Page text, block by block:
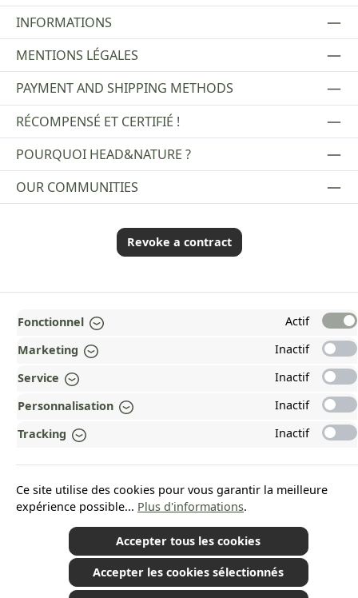
Revoke a contract
INFORMATIONS
MENTIONS LÉGALES
PAYMENT AND SHIPPING METHODS
RÉCOMPENSÉ ET CERTIFIÉ !
POURQUOI HEAD&NATURE ?
OUR COMMUNITIES
et les éventuels frais de
Fonctionnel
Actif
Marketing
Inactif
Service
Inactif
Personnalisation
Inactif
Tracking
Inactif
Ce site utilise des cookies pour vous garantir la meilleure
expérience possible... Plus d'informations.
Accepter tous les cookies
Accepter les cookies sélectionnés